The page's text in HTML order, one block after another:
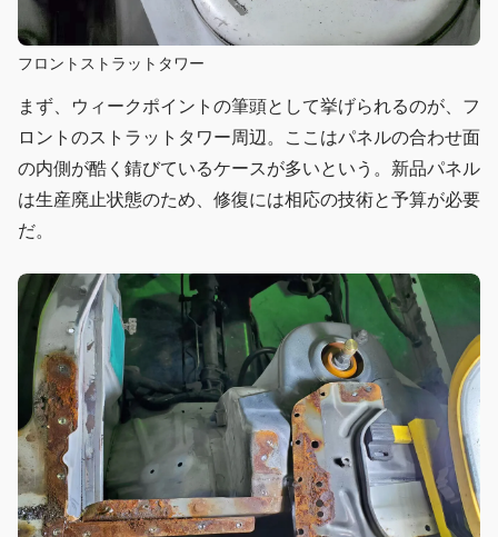
フロントストラットタワー
まず、ウィークポイントの筆頭として挙げられるのが、フ
ロントのストラットタワー周辺。ここはパネルの合わせ面
の内側が酷く錆びているケースが多いという。新品パネル
は生産廃止状態のため、修復には相応の技術と予算が必要
だ。